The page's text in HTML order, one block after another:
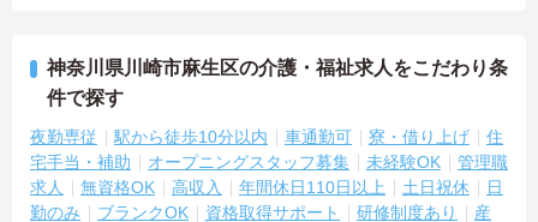
神奈川県川崎市麻生区の介護・福祉求人をこだわり条
件で探す
夜勤専従 駅から徒歩10分以内 車通勤可 寮・借り上げ
住
宅手当・補助
オープニングスタッフ募集 未経験OK
管理職
求人
無資格OK 高収入 年間休日110日以上 土日祝休
日
勤のみ
ブランクOK 資格取得サポート 研修制度あり
産